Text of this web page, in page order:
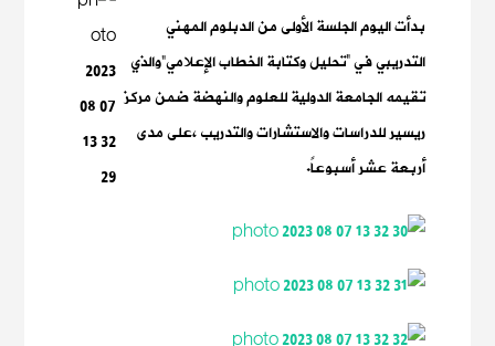
بدأت اليوم الجلسة الأولى من الدبلوم المهني
التدريبي في “تحليل وكتابة الخطاب الإعلامي”والذي
تقيمه الجامعة الدولية للعلوم والنهضة ضمن مركز
ريسير للدراسات والاستشارات والتدريب ،على مدى
أربعة عشر أسبوعاً.